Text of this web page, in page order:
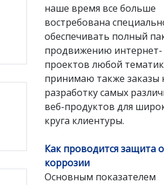
наше время все больше
востребована
обеспечивать полный
продвижению интернет-
проектов любой
принимаю также заказы
разработку самых
веб-продуктов для
круга клиентуры.
Как проводится защита
коррозии
Основным показателем